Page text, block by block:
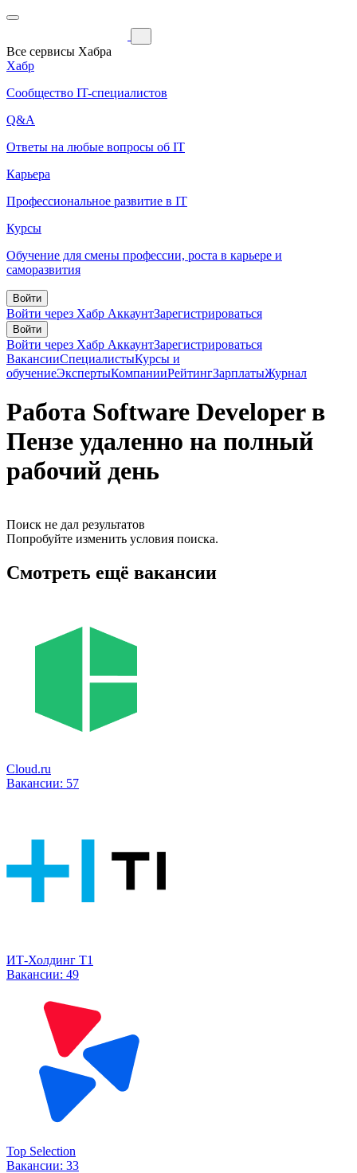
Все сервисы Хабра
Хабр
Сообщество IT-специалистов
Q&A
Ответы на любые вопросы об IT
Карьера
Профессиональное развитие в IT
Курсы
Обучение для смены профессии, роста в карьере и
саморазвития
Войти
Войти через Хабр АккаунтЗарегистрироваться
Войти
Войти через Хабр АккаунтЗарегистрироваться
ВакансииСпециалистыКурсы и
обучениеЭкспертыКомпанииРейтингЗарплатыЖурнал
Работа Software Developer в
Пензе удаленно на полный
рабочий день
Поиск не дал результатов
Попробуйте изменить условия поиска.
Смотреть ещё вакансии
Cloud.ru
Вакансии: 57
ИТ-Холдинг Т1
Вакансии: 49
Top Selection
Вакансии: 33